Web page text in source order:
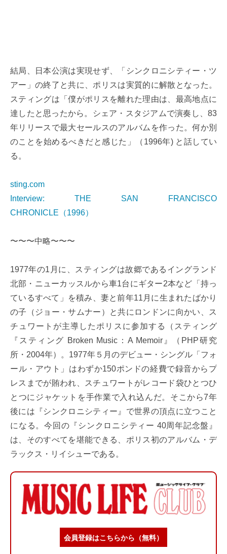
結局、日本公演は実現せず、「シンクロニシティー・ツ
アー」の終了と共に、ポリスは実質的に解散となった。
スティングは「僕がポリスを離れた理由は、最高地点に
達したと思ったから。シェア・スタジアムで演奏し、83
年リリースで最大セールスのアルバムを作った。何か別
のことを始めるべきだと感じた」（1996年) と話してい
る。
sting.com
Interview: THE SAN FRANCISCO
CHRONICLE（1996）
〜〜〜中略〜〜〜
1977年の1月に、スティングは故郷であるイングランド
北部・ニューカッスルから車1台にギター2本など「持っ
ているすべて」を積み、妻と前年11月に生まれたばかり
の子（ジョー・サムナー）と共にロンドンに向かい、ス
チュワートが主導したポリスに参加する（スティング
『スティング Broken Music：A Memoir』（PHP研究
所・2004年）。1977年５月のデビュー・シングル「フォ
ール・アウト」はわずか150ポンドの経費で録音からプ
レスまでが賄われ、スチュワートがレコード袋ひとつひ
とつにジャケットを手作業で入れ込んだ。そこから7年
後には『シンクロニシティー』で世界の頂点に立つこと
になる。今回の『シンクロニシティー 40周年記念盤』
は、そのすべてを堪能できる、ポリス初のアルバム・デ
ラックス・リイシューである。
会員登録はこちらから（無料）